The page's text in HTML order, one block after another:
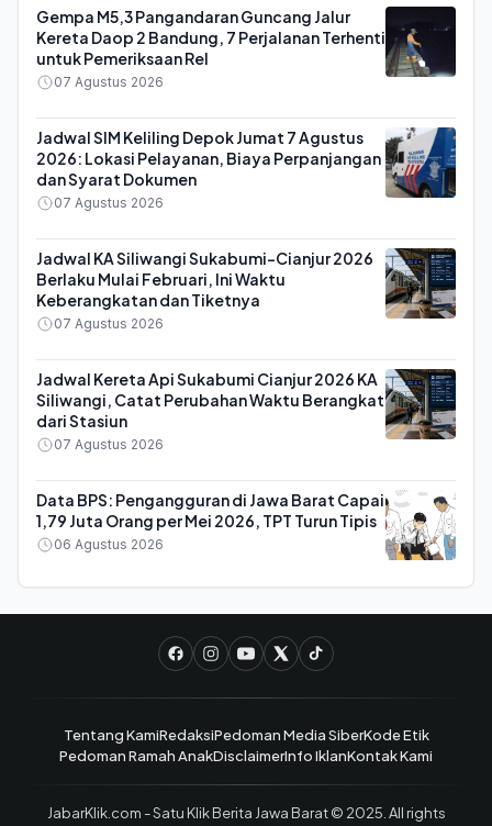
Gempa M5,3 Pangandaran Guncang Jalur
Kereta Daop 2 Bandung, 7 Perjalanan Terhenti
untuk Pemeriksaan Rel
07 Agustus 2026
Jadwal SIM Keliling Depok Jumat 7 Agustus
2026: Lokasi Pelayanan, Biaya Perpanjangan
dan Syarat Dokumen
07 Agustus 2026
Jadwal KA Siliwangi Sukabumi-Cianjur 2026
Berlaku Mulai Februari, Ini Waktu
Keberangkatan dan Tiketnya
07 Agustus 2026
Jadwal Kereta Api Sukabumi Cianjur 2026 KA
Siliwangi, Catat Perubahan Waktu Berangkat
dari Stasiun
07 Agustus 2026
Data BPS: Pengangguran di Jawa Barat Capai
1,79 Juta Orang per Mei 2026, TPT Turun Tipis
06 Agustus 2026
Tentang KamiRedaksiPedoman Media SiberKode Etik
Pedoman Ramah AnakDisclaimerInfo IklanKontak Kami
JabarKlik.com - Satu Klik Berita Jawa Barat © 2025. All rights